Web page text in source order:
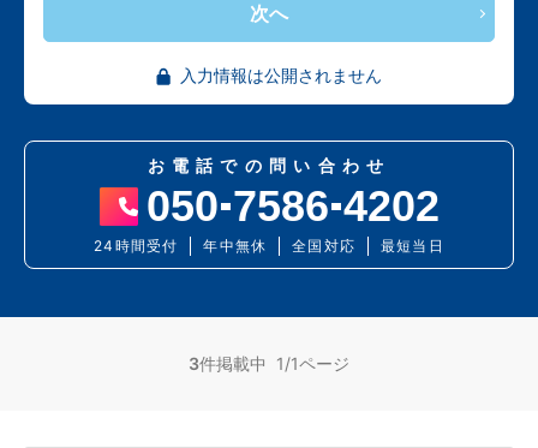
次へ
入力情報は公開されません
お電話での問い合わせ
050 7586 4202
24時間受付 年中無休 全国対応 最短当日
3件掲載中 1/1ページ